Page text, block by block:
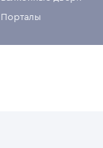
Порталы